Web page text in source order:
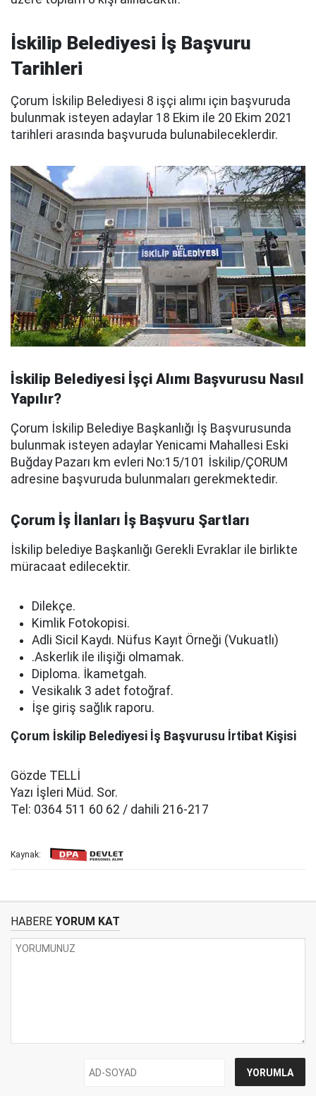
İskilip Belediyesi İş Başvuru
Tarihleri
Çorum İskilip Belediyesi 8 işçi alımı için başvuruda
bulunmak isteyen adaylar 18 Ekim ile 20 Ekim 2021
tarihleri arasında başvuruda bulunabileceklerdir.
İskilip Belediyesi İşçi Alımı Başvurusu Nasıl
Yapılır?
Çorum İskilip Belediye Başkanlığı İş Başvurusunda
bulunmak isteyen adaylar Yenicami Mahallesi Eski
Buğday Pazarı km evleri No:15/101 İskilip/ÇORUM
adresine başvuruda bulunmaları gerekmektedir.
Çorum İş İlanları İş Başvuru Şartları
İskilip belediye Başkanlığı Gerekli Evraklar ile birlikte
müracaat edilecektir.
Dilekçe.
Kimlik Fotokopisi.
Adli Sicil Kaydı. Nüfus Kayıt Örneği (Vukuatlı)
.Askerlik ile ilişiği olmamak.
Diploma. İkametgah.
Vesikalık 3 adet fotoğraf.
İşe giriş sağlık raporu.
Çorum İskilip Belediyesi İş Başvurusu İrtibat Kişisi
Gözde TELLİ
Yazı İşleri Müd. Sor.
Tel: 0364 511 60 62 / dahili 216-217
Kaynak:
HABERE YORUM KAT